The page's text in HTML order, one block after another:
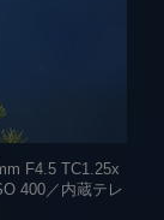
F4.5 TC1.25x
400／内蔵テレ